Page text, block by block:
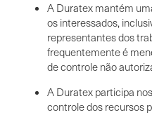
A Duratex mantém
os interessados,
representantes dos
frequentemente é
de controle não
A Duratex participa
controle dos recursos